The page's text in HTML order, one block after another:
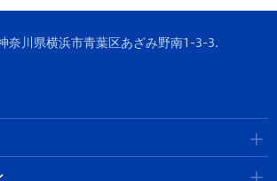
奈川県横浜市青葉区あざみ野南1-3-3.